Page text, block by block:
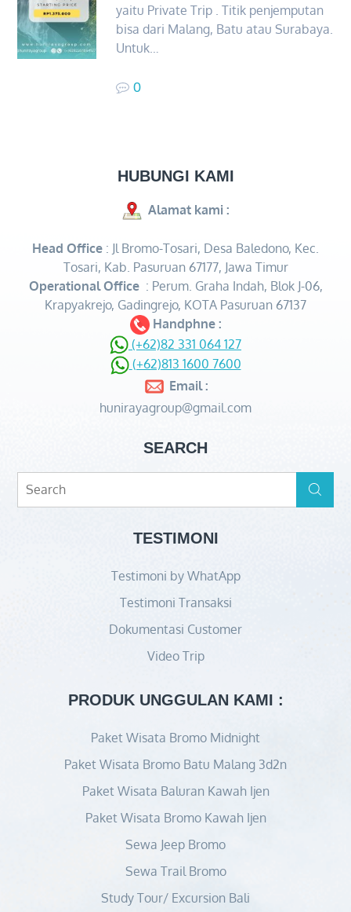
yaitu Private Trip . Titik penjemputan
bisa dari Malang, Batu atau Surabaya.
Untuk…
0
HUBUNGI KAMI
Alamat kami :
Head Office : Jl Bromo-Tosari, Desa Baledono, Kec.
Tosari, Kab. Pasuruan 67177, Jawa Timur
Operational Office: Perum. Graha Indah, Blok J-06,
Krapyakrejo, Gadingrejo, KOTA Pasuruan 67137
Handphne :
(+62)82 331 064 127
(+62)813 1600 7600
Email :
hunirayagroup@gmail.com
SEARCH
for:
Search
TESTIMONI
Testimoni by WhatApp
Testimoni Transaksi
Dokumentasi Customer
Video Trip
PRODUK UNGGULAN KAMI :
Paket Wisata Bromo Midnight
Paket Wisata Bromo Batu Malang 3d2n
Paket Wisata Baluran Kawah Ijen
Paket Wisata Bromo Kawah Ijen
Sewa Jeep Bromo
Sewa Trail Bromo
Study Tour/ Excursion Bali